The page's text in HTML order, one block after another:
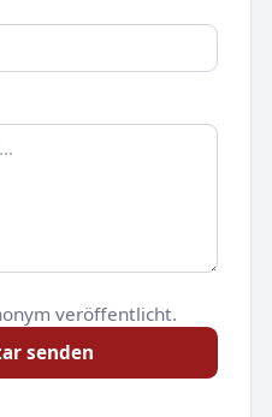
veröffentlicht.
senden